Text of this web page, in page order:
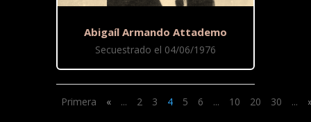
Abigaíl Armando Attademo
Secuestrado el 04/06/1976
Primera « ... 2 3 4 5 6 ... 10 20 30 ...